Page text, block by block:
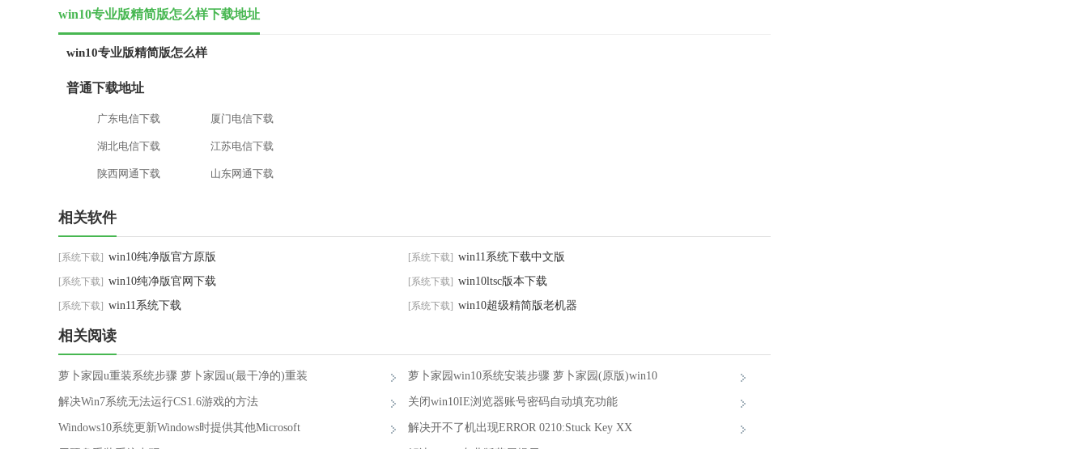
win10专业版精简版怎么样下载地址
win10专业版精简版怎么样
普通下载地址
广东电信下载 厦门电信下载
湖北电信下载 江苏电信下载
陕西网通下载 山东网通下载
相关软件
[系统下载] win10纯净版官方原版 [系统下载] win11系统下载中文版
[系统下载] win10纯净版官网下载 [系统下载] win10ltsc版本下载
[系统下载] win11系统下载 [系统下载] win10超级精简版老机器
相关阅读
萝卜家园u重装系统步骤 萝卜家园u(最干净的)重装
系统步骤教程
萝卜家园win10系统安装步骤 萝卜家园(原版)win10
系统安装步骤图
解决Win7系统无法运行CS1.6游戏的方法 关闭win10IE浏览器账号密码自动填充功能
Windows10系统更新Windows时提供其他Microsoft 解决开不了机出现ERROR 0210:Stuck Key XX